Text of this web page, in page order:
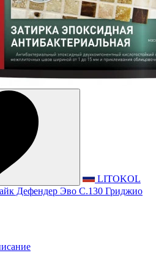
LITOKOL
Дефендер Эво С.130 Гриджио